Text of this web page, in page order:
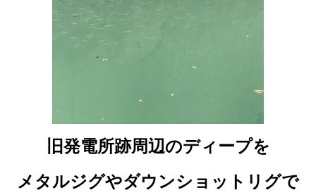
旧発電所跡周辺のディープを
メタルジグやダウンショットリグで